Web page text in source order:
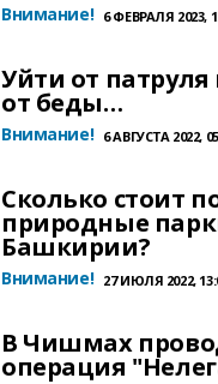
Внимание! 6 ФЕВРАЛЯ 2023,
Уйти от
от беды…
Внимание! 6 АВГУСТА 2022,
Сколько стоит
природные
Башкирии?
Внимание! 27 ИЮЛЯ 2022,
В Чишмах
операция